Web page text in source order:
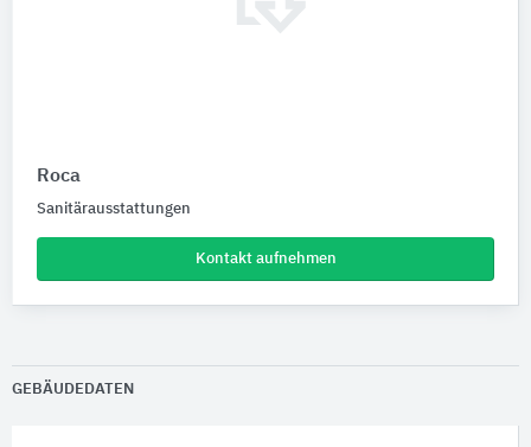
Roca
Sanitärausstattungen
Kontakt aufnehmen
GEBÄUDEDATEN